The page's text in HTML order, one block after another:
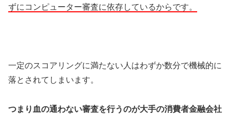
ずにコンピューター審査に依存しているからです。
一定のスコアリングに満たない人はわずか数分で機械的に
落とされてしまいます。
つまり血の通わない審査を行うのが大手の消費者金融会社